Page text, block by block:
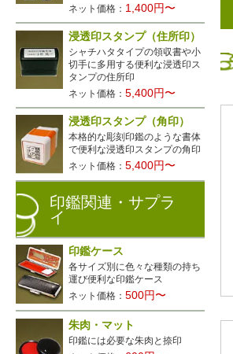
ネット価格： 1,400円〜
浸透印スタンプ（住所印）
シャチハタタイプの領収書や小
切手に多用する便利な浸透印ス
タンプの住所印
ネット価格：5,400円〜
浸透印スタンプ（角印）
本格的な彫刻印鑑のような書体
で便利な浸透印スタンプの角印
ネット価格：5,400円〜
印鑑関連・サプラ
イ
印鑑ケース
各サイズ別に色々な種類の持ち
運び便利な印鑑ケース
ネット価格：500円〜
朱肉・マット
印鑑には必要な朱肉と捺印